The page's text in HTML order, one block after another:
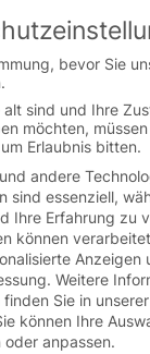
on the German
version.
bevor Sie
sind und Ihre
möchten,
Erlaubnis bitten.
andere
sind essenziell,
Ihre Erfahrung zu
können
Anzeigen
Weitere
Sie in unserer
können Ihre
anpassen.